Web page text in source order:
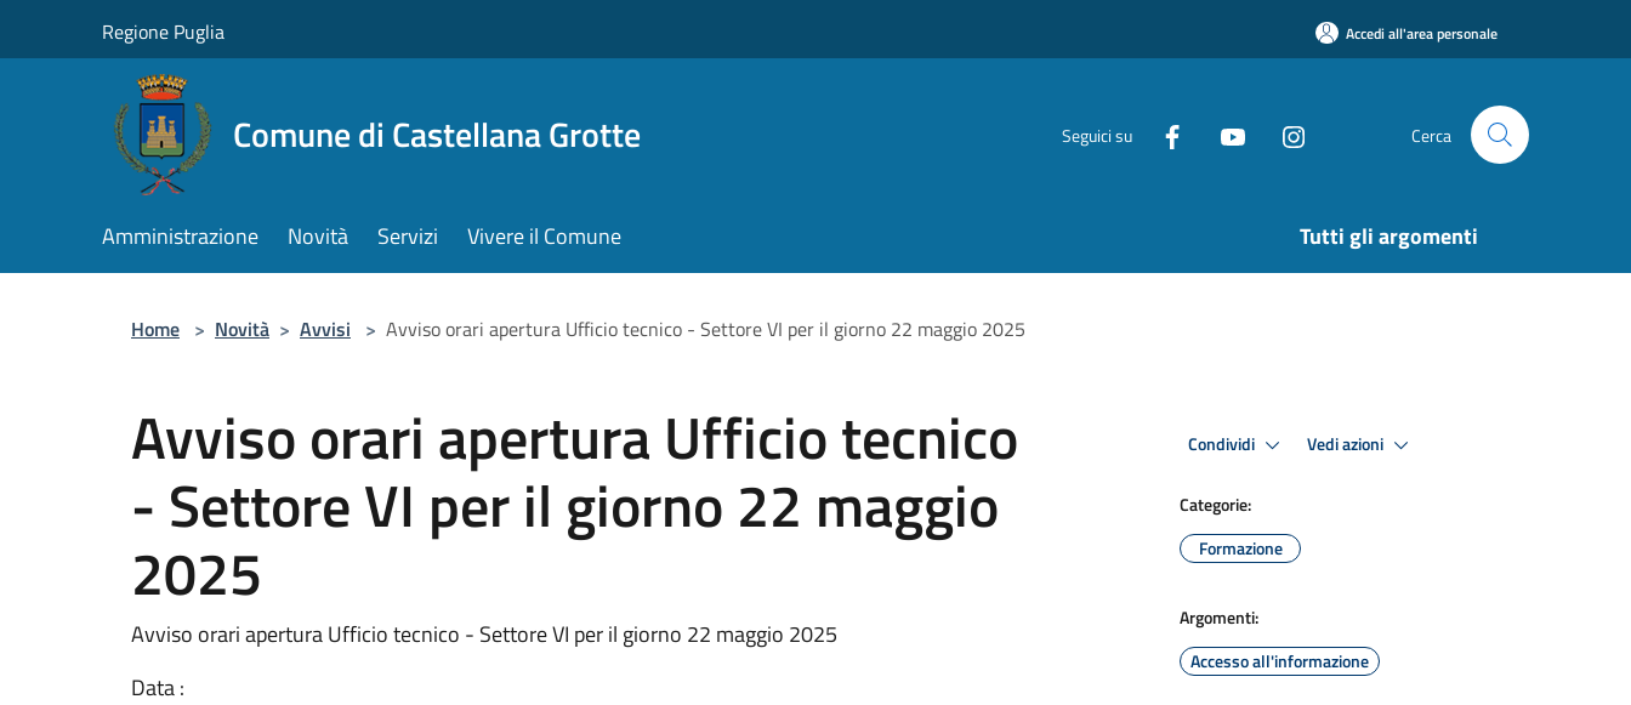
Regione Puglia Accedi all'area personale
Comune di Castellana Grotte Seguici su Cerca
Amministrazione Novità Servizi Vivere il Comune Tutti gli argomenti
Home > Novità > Avvisi > Avviso orari apertura Ufficio tecnico - Settore VI per il giorno 22 maggio 2025
Avviso orari apertura Ufficio tecnico
- Settore VI per il giorno 22 maggio
2025
Avviso orari apertura Ufficio tecnico - Settore VI per il giorno 22 maggio 2025
Data :
Condividi Vedi azioni
Categorie:
Formazione
Argomenti:
Accesso all'informazione